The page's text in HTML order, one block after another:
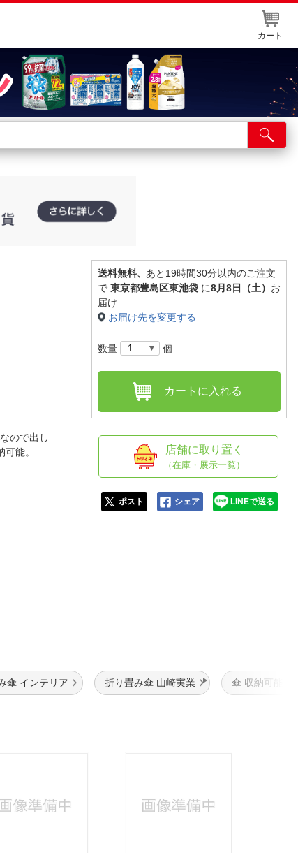
カート
ービス
取り置き
報・店舗一覧
ので出し
納可能。
送料無料、 あと19時間30分以内のご注文
で 東京都豊島区東池袋 に8月8日（土） お
届け
お届け先を変更する
数量 個
カートに入れる
店舗に取り置く
（在庫・展示一覧）
ポスト シェア LINEで送る
傘 インテリア 折り畳み傘 山崎実業 傘 収納可能